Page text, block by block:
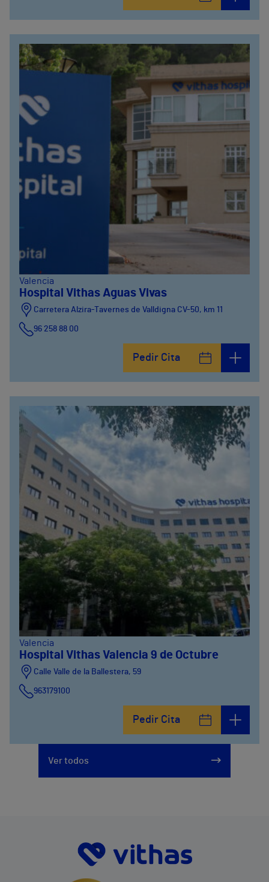
Valencia
Hospital Vithas Aguas Vivas
Carretera Alzira-Tavernes de Valldigna CV-50, km 11
96 258 88 00
Pedir Cita
Valencia
Hospital Vithas Valencia 9 de Octubre
Calle Valle de la Ballestera, 59
963179100
Pedir Cita
Ver todos